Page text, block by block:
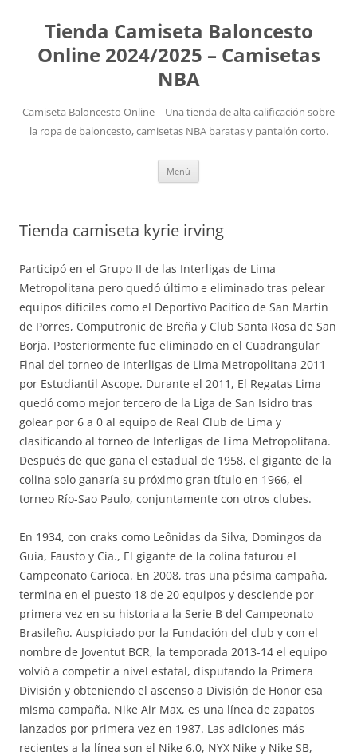
Tienda Camiseta Baloncesto
Online 2024/2025 – Camisetas
NBA
Camiseta Baloncesto Online – Una tienda de alta calificación sobre
la ropa de baloncesto, camisetas NBA baratas y pantalón corto.
Menú
Tienda camiseta kyrie irving
Participó en el Grupo II de las Interligas de Lima
Metropolitana pero quedó último e eliminado tras pelear
equipos difíciles como el Deportivo Pacífico de San Martín
de Porres, Computronic de Breña y Club Santa Rosa de San
Borja. Posteriormente fue eliminado en el Cuadrangular
Final del torneo de Interligas de Lima Metropolitana 2011
por Estudiantil Ascope. Durante el 2011, El Regatas Lima
quedó como mejor tercero de la Liga de San Isidro tras
golear por 6 a 0 al equipo de Real Club de Lima y
clasificando al torneo de Interligas de Lima Metropolitana.
Después de que gana el estadual de 1958, el gigante de la
colina solo ganaría su próximo gran título en 1966, el
torneo Río-Sao Paulo, conjuntamente con otros clubes.
En 1934, con craks como Leônidas da Silva, Domingos da
Guia, Fausto y Cia., El gigante de la colina faturou el
Campeonato Carioca. En 2008, tras una pésima campaña,
termina en el puesto 18 de 20 equipos y desciende por
primera vez en su historia a la Serie B del Campeonato
Brasileño. Auspiciado por la Fundación del club y con el
nombre de Joventut BCR, la temporada 2013-14 el equipo
volvió a competir a nivel estatal, disputando la Primera
División y obteniendo el ascenso a División de Honor esa
misma campaña. Nike Air Max, es una línea de zapatos
lanzados por primera vez en 1987. Las adiciones más
recientes a la línea son el Nike 6.0, NYX Nike y Nike SB,